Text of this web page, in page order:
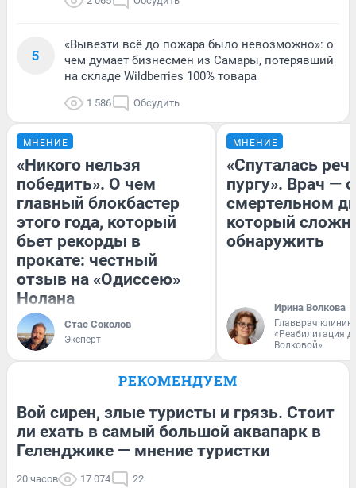
5
«Вывезти всё до пожара было невозможно»: о
чем думает бизнесмен из Самары, потерявший
на складе Wildberries 100% товара
1 586 Обсудить
МНЕНИЕ
«Никого нельзя
победить». О чем
главный блокбастер
этого года, который
бьет рекорды в
прокате: честный
отзыв на «Одиссею»
Нолана
Стас Соколов
Эксперт
МНЕНИЕ
«Спуталась
пургу». Врач — о
смертельном
который
обнаружить
Ирина Волкова
Главврач
«Реабилитация
Волковой»
РЕКОМЕНДУЕМ
Вой сирен, злые туристы и грязь. Стоит
ли ехать в самый большой аквапарк в
Геленджике — мнение туристки
20 часов 17 074 22